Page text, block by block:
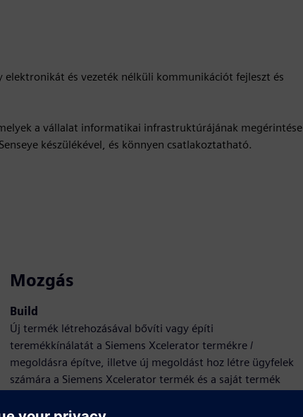
és vezeték nélküli kommunikációt fejleszt és
a vállalat informatikai infrastruktúrájának megérintése
készülékével, és könnyen csatlakoztatható.
Mozgás
Build
Új termék létrehozásával bővíti vagy építi
teremékkínálatát a Siemens Xcelerator termékre /
megoldásra építve, illetve új megoldást hoz létre ügyfelek
számára a Siemens Xcelerator termék és a saját termék